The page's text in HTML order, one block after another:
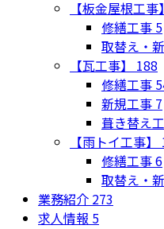
【板金屋根工事】
修繕工事 5
取替え・
【瓦工事】 188
修繕工事
新規工事 7
葺き替え
【雨トイ工事】
修繕工事6
取替え・
業務紹介 273
求人情報 5